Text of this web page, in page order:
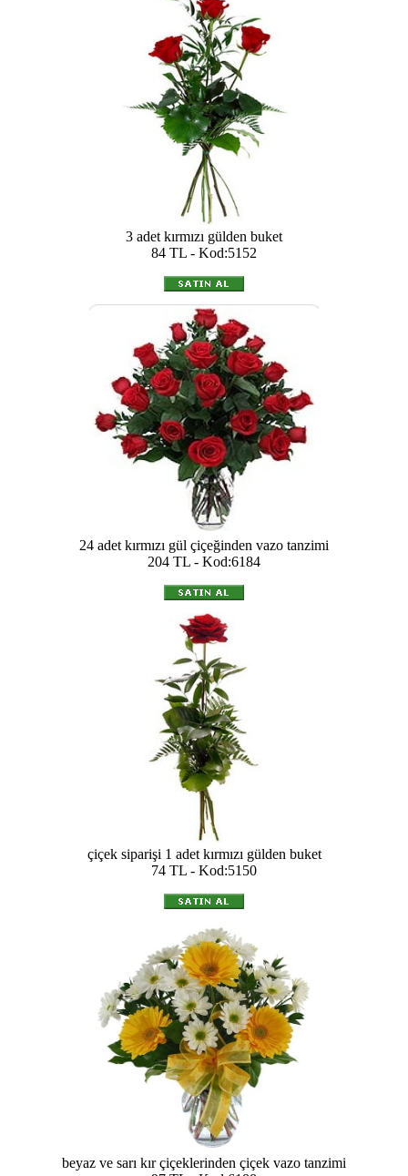
3 adet kırmızı gülden buket
84 TL - Kod:5152
24 adet kırmızı gül çiçeğinden vazo tanzimi
204 TL - Kod:6184
çiçek siparişi 1 adet kırmızı gülden buket
74 TL - Kod:5150
beyaz ve sarı kır çiçeklerinden çiçek vazo tanzimi